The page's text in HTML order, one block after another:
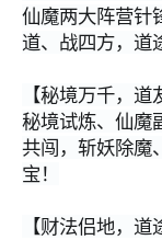
仙魔两大阵营针
道、战四方，道
【秘境万千，道
秘境试炼、仙魔
共闯，斩妖除魔
宝！
【财法侣地，道